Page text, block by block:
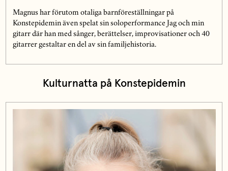
Magnus har förutom otaliga barnföreställningar på
Konstepidemin även spelat sin soloperformance Jag och min
gitarr där han med sånger, berättelser, improvisationer och 40
gitarrer gestaltar en del av sin familjehistoria.
Kulturnatta på Konstepidemin